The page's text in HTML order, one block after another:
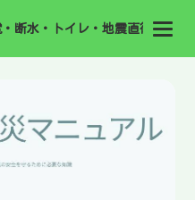
断水・トイレ・地震直後の備え